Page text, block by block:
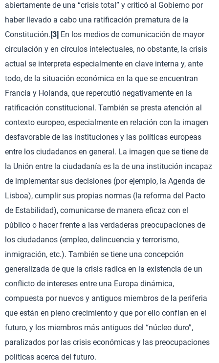
abiertamente de una “crisis total” y criticó al Gobierno por
haber llevado a cabo una ratificación prematura de la
Constitución. [3] En los medios de comunicación de mayor
circulación y en círculos intelectuales, no obstante, la crisis
actual se interpreta especialmente en clave interna y, ante
todo, de la situación económica en la que se encuentran
Francia y Holanda, que repercutió negativamente en la
ratificación constitucional. También se presta atención al
contexto europeo, especialmente en relación con la imagen
desfavorable de las instituciones y las políticas europeas
entre los ciudadanos en general. La imagen que se tiene de
la Unión entre la ciudadanía es la de una institución incapaz
de implementar sus decisiones (por ejemplo, la Agenda de
Lisboa), cumplir sus propias normas (la reforma del Pacto
de Estabilidad), comunicarse de manera eficaz con el
público o hacer frente a las verdaderas preocupaciones de
los ciudadanos (empleo, delincuencia y terrorismo,
inmigración, etc.). También se tiene una concepción
generalizada de que la crisis radica en la existencia de un
conflicto de intereses entre una Europa dinámica,
compuesta por nuevos y antiguos miembros de la periferia
que están en pleno crecimiento y que por ello confían en el
futuro, y los miembros más antiguos del “núcleo duro”,
paralizados por las crisis económicas y las preocupaciones
políticas acerca del futuro.